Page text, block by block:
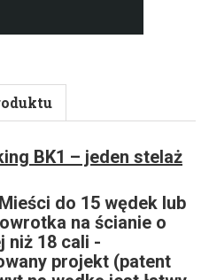
BK1 – jeden stelaż
do 15 wędek lub
na ścianie o
niż 18 cali -
projekt (patent